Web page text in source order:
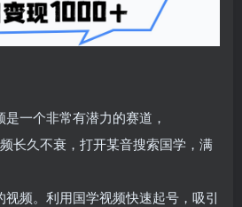
一个非常有潜力的赛道，
长久不衰，打开某音搜索国学，满
频。利用国学视频快速起号，吸引